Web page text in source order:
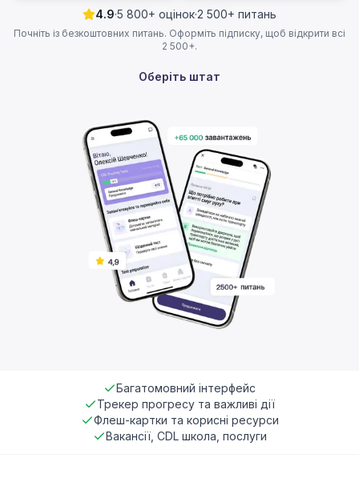
4.9·5 800+ оцінок·2 500+ питань
Почніть із безкоштовних питань. Оформіть підписку, щоб відкрити всі
2 500+.
Оберіть штат
Багатомовний інтерфейс
Трекер прогресу та важливі дії
Флеш-картки та корисні ресурси
Вакансії, CDL школа, послуги